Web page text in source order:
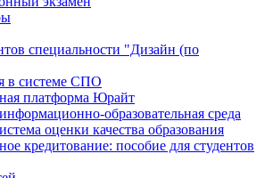
специальности "Дизайн (по
в системе СПО
платформа Юрайт
образовательная среда
оценки качества образования
кредитование: пособие для студентов